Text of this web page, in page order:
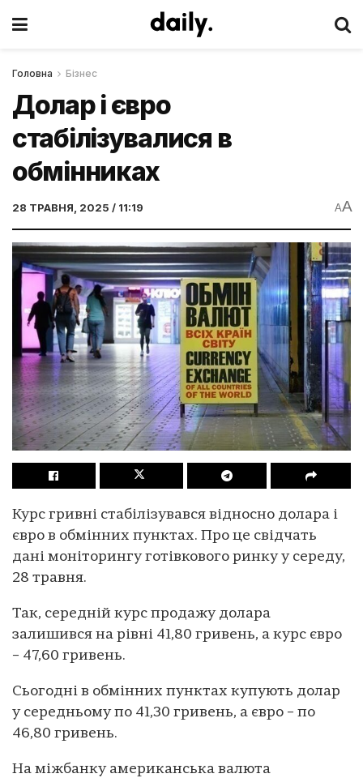
Головна Бізнес
Долар і євро
стабілізувалися в
обмінниках
28 ТРАВНЯ, 2025 / 11:19 AA
Курс гривні стабілізувався відносно долара і
євро в обмінних пунктах. Про це свідчать
дані моніторингу готівкового ринку у середу,
28 травня.
Так, середній курс продажу долара
залишився на рівні 41,80 гривень, а курс євро
– 47,60 гривень.
Сьогодні в обмінних пунктах купують долар
у середньому по 41,30 гривень, а євро – по
46,80 гривень.
На міжбанку американська валюта